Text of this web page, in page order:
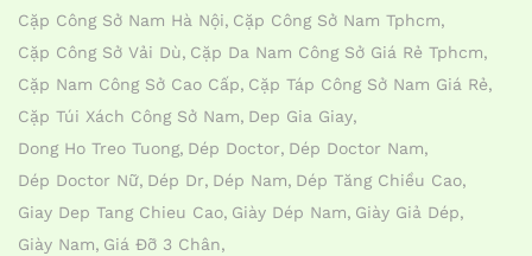
Cặp Công Sở Nam Hà Nội Cặp Công Sở Nam Tphcm
Cặp Công Sở Vải Dù Cặp Da Nam Công Sở Giá Rẻ Tphcm
Cặp Nam Công Sở Cao Cấp Cặp Táp Công Sở Nam Giá Rẻ
Cặp Túi Xách Công Sở Nam Dep Gia Giay
Dong Ho Treo Tuong Dép Doctor Dép Doctor Nam
Dép Doctor Nữ Dép Dr Dép Nam Dép Tăng Chiều Cao
Giay Dep Tang Chieu Cao Giày Dép Nam Giày Giả Dép
Giày Nam Giá Đỡ 3 Chân